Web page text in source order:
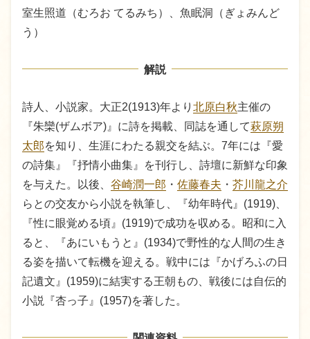
室生照道（むろお てるみち）、魚眠洞（ぎょみんど
う）
解説
詩人、小説家。大正2(1913)年より 北原白秋主催の
『朱欒(ザムボア)』に詩を掲載、同誌を通して萩原朔
太郎を知り、生涯にわたる親交を結ぶ。7年には『愛
の詩集』『抒情小曲集』を刊行し、詩壇に新鮮な印象
を与えた。以後、 谷崎潤一郎 ・ 佐藤春夫 ・ 芥川龍之介
らとの交友から小説を執筆し、『幼年時代』(1919)、
『性に眼覚める頃』(1919)で成功を収める。昭和に入
ると、『あにいもうと』(1934)で野性的な人間の生き
る姿を描いて転機を迎える。戦中には『かげろふの日
記遺文』(1959)に結実する王朝もの、戦後には自伝的
小説『杏っ子』(1957)を著した。